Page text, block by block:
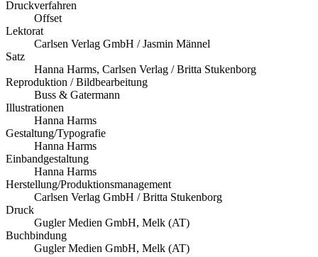
Druckverfahren
Offset
Lektorat
Carlsen Verlag GmbH / Jasmin Männel
Satz
Hanna Harms, Carlsen Verlag / Britta Stukenborg
Reproduktion / Bildbearbeitung
Buss & Gatermann
Illustrationen
Hanna Harms
Gestaltung/Typografie
Hanna Harms
Einbandgestaltung
Hanna Harms
Herstellung/Produktionsmanagement
Carlsen Verlag GmbH / Britta Stukenborg
Druck
Gugler Medien GmbH, Melk (AT)
Buchbindung
Gugler Medien GmbH, Melk (AT)